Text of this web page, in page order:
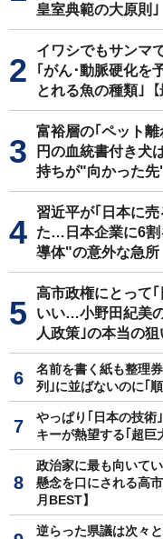
皇室典範の大原則｣
イワシでもサンマ
｢がん･動脈硬化を
とれる魚の種類｣【
富裕層の｢ペット
円の血統書付き犬
持ちが"向かった先
習近平が｢日本に
た…日本企業に6
導体"の意外な急所
高市政権にとって
いい…小野田紀美
人政策｣の本当の狙
名前を書く紙も整理
列｣に並ばないのに｢
やっぱり｢日本の技
キーが熱望する｢超巨
政治家に最も向いて
懸念を口にされる高
月BEST】
逆らった県議は次々